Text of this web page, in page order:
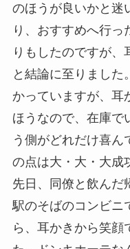
のほうが良いかと迷
り、おすすめへ行っ
りもしたのですが、
と結論に至りました
かっていますが、耳
ほうなので、在庫で
う側がどれだけ喜ん
の点は大・大・大成
先日、同僚と飲んだ
駅のそばのコンビニ
ら、耳かきから笑顔